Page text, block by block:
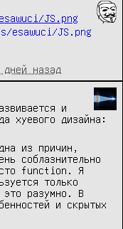
JS.png
дней назад
и
хуевого дизайна:
из причин,
соблазнительно
function. Я
только
разумно. В
и скрытых